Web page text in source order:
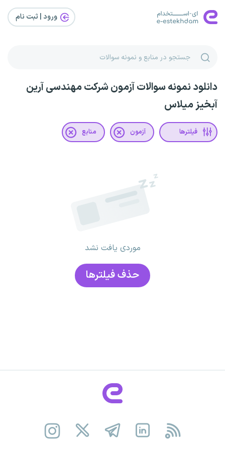
ورود | ثبت‌ نام
دانلود نمونه سوالات آزمون شرکت مهندسی آرین
آبخیز میلاس
فیلترها آزمون منابع
موردی یافت نشد
حذف فیلتر‌ها